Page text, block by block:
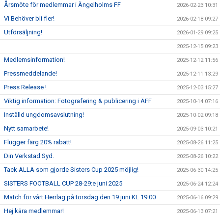
Årsmöte för medlemmar i Ängelholms FF 2026-02-23 10:31
Vi Behöver bli fler! 2026-02-18 09:27
Utförsäljning! 2026-01-29 09:25
2025-12-15 09:23
Medlemsinformation! 2025-12-12 11:56
Pressmeddelande! 2025-12-11 13:29
Press Release ! 2025-12-03 15:27
Viktig information: Fotografering & publicering i ÄFF 2025-10-14 07:16
Inställd ungdomsavslutning! 2025-10-02 09:18
Nytt samarbete! 2025-09-03 10:21
Flügger färg 20% rabatt! 2025-08-26 11:25
Din Verkstad Syd. 2025-08-26 10:22
Tack ALLA som gjorde Sisters Cup 2025 möjlig! 2025-06-30 14:25
SISTERS FOOTBALL CUP 28-29:e juni 2025 2025-06-24 12:24
Match för vårt Herrlag på torsdag den 19 juni KL 19:00 2025-06-16 09:29
Hej kära medlemmar! 2025-06-13 07:21